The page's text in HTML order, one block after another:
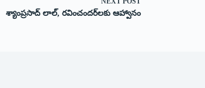
శ్యాంప్రసాద్ లాల్, ర‌వించంద‌ర్‌ల‌కు ఆహ్వానం